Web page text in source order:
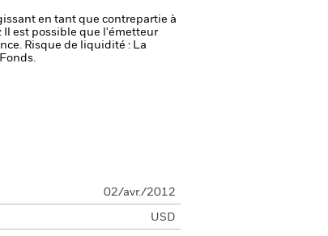
en tant que contrepartie à
Il est possible que l'émetteur
Risque de liquidité : La
02/avr./2012
USD